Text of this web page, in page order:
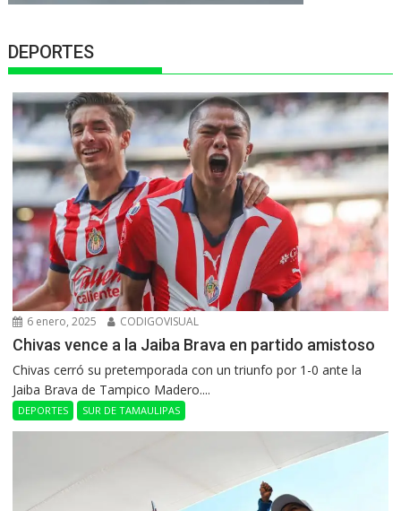
DEPORTES
6 enero, 2025 CODIGOVISUAL
Chivas vence a la Jaiba Brava en partido amistoso
Chivas cerró su pretemporada con un triunfo por 1-0 ante la
Jaiba Brava de Tampico Madero....
DEPORTES SUR DE TAMAULIPAS